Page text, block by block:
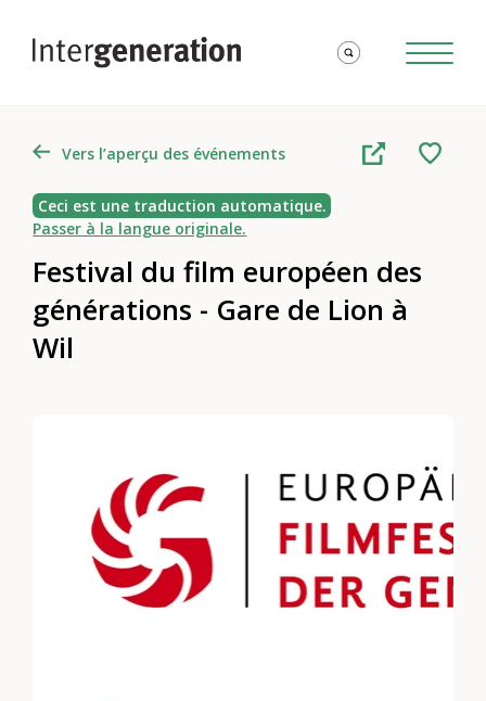
Vers l’aperçu des événements
Ceci est une traduction automatique.
Passer à la langue originale.
Festival du film européen des
générations - Gare de Lion à
Wil